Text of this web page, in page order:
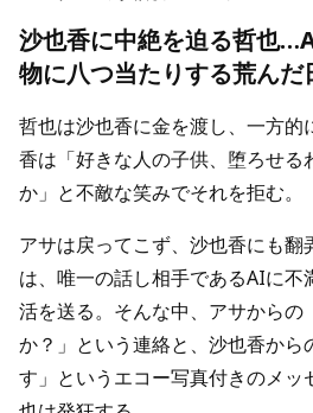
沙也香に中絶を迫る哲也
物に八つ当たりする荒んだ
哲也は沙也香に金を渡し、一方的
香は「好きな人の子供、堕ろせる
か」と不敵な笑みでそれを拒む。
アサは戻ってこず、沙也香にも翻
は、唯一の話し相手であるAIに不
活を送る。そんな中、アサからの
か？」という連絡と、沙也香から
す」というエコー写真付きのメッ